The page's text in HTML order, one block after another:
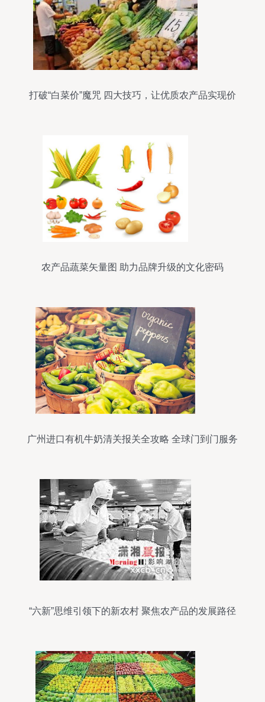
打破“白菜价”魔咒 四大技巧，让优质农产品实现价
农产品蔬菜矢量图 助力品牌升级的文化密码
广州进口有机牛奶清关报关全攻略 全球门到门服务
“六新”思维引领下的新农村 聚焦农产品的发展路径